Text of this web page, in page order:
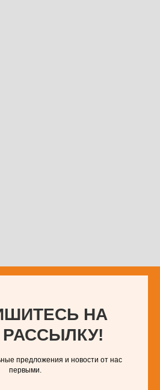
НА
предложения и новости от нас
первыми.